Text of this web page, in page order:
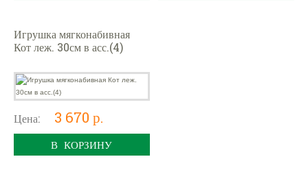
Игрушка мягконабивная
Кот леж. 30см в асс.(4)
Цена: 3 670 р.
В КОРЗИНУ